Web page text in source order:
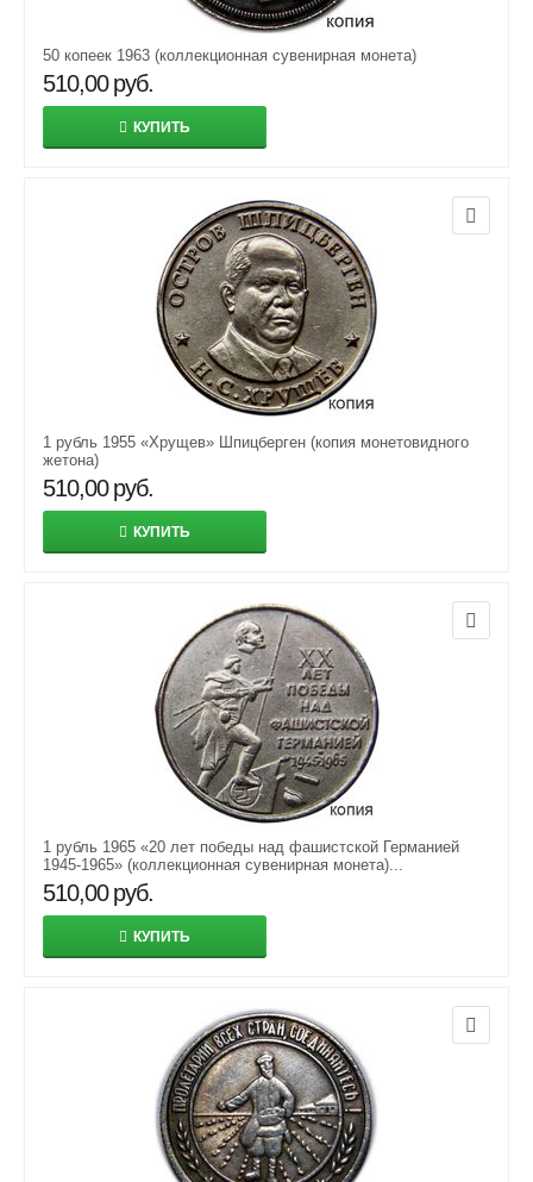
50 копеек 1963 (коллекционная сувенирная монета)
510,00 руб.
КУПИТЬ
1 рубль 1955 «Хрущев» Шпицберген (копия монетовидного
жетона)
510,00 руб.
КУПИТЬ
1 рубль 1965 «20 лет победы над фашистской Германией
1945-1965» (коллекционная сувенирная монета)...
510,00 руб.
КУПИТЬ